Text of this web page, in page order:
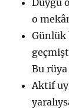
Duygu
o
Günlük
Bu
Aktif